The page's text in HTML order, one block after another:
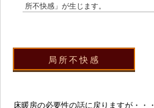
所不快感」が生じます。
局所不快感
床暖房の必要性の話に戻りますが・・・